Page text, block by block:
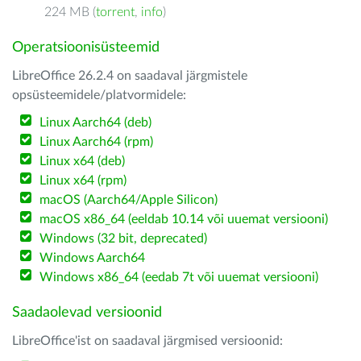
224 MB (torrent, info)
Operatsioonisüsteemid
LibreOffice 26.2.4 on saadaval järgmistele
opsüsteemidele/platvormidele:
Linux Aarch64 (deb)
Linux Aarch64 (rpm)
Linux x64 (deb)
Linux x64 (rpm)
macOS (Aarch64/Apple Silicon)
macOS x86_64 (eeldab 10.14 või uuemat versiooni)
Windows (32 bit, deprecated)
Windows Aarch64
Windows x86_64 (eedab 7t või uuemat versiooni)
Saadaolevad versioonid
LibreOffice'ist on saadaval järgmised versioonid: